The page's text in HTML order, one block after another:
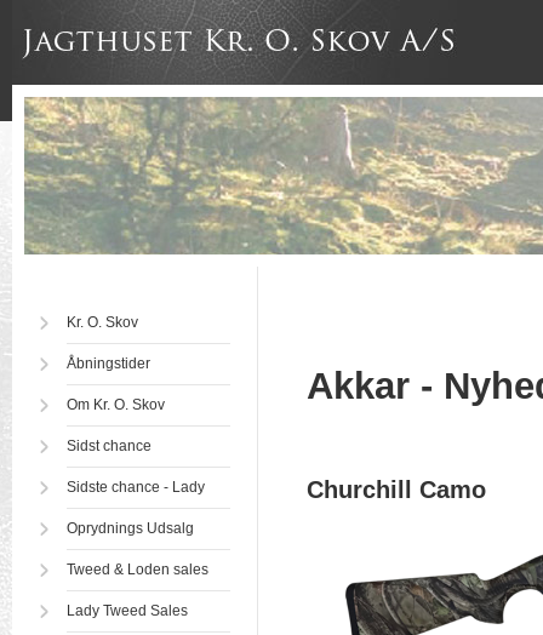
Kr. O. Skov
Åbningstider
Om Kr. O. Skov
Sidst chance
Sidste chance - Lady
Oprydnings Udsalg
Tweed & Loden sales
Lady Tweed Sales
Akkar -
Churchill Camo